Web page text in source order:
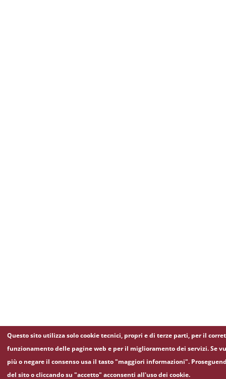
Questo sito utilizza solo cookie tecnici, propri e di terze parti, per il
funzionamento delle pagine web e per il miglioramento dei servizi. Se
più o negare il consenso usa il tasto "maggiori informazioni".
del sito o cliccando su "accetto" acconsenti all'uso dei cookie.